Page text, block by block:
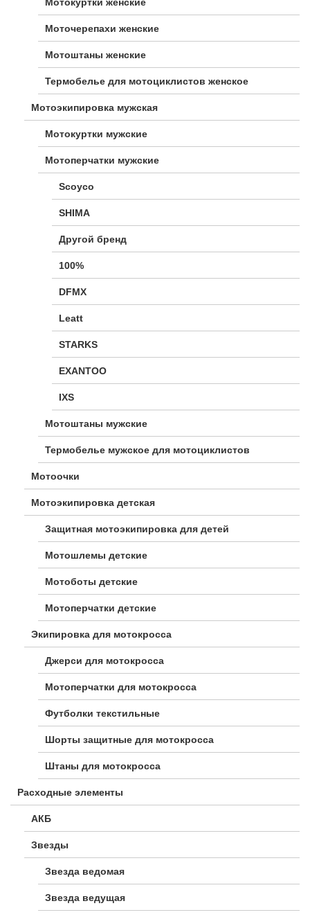
Моточерепахи женские
Мотоштаны женские
Термобелье для мотоциклистов женское
Мотоэкипировка мужская
Мотокуртки мужские
Мотоперчатки мужские
Scoyco
SHIMA
Другой бренд
100%
DFMX
Leatt
STARKS
EXANTOO
IXS
Мотоштаны мужские
Термобелье мужское для мотоциклистов
Мотоочки
Мотоэкипировка детская
Защитная мотоэкипировка для детей
Мотошлемы детские
Мотоботы детские
Мотоперчатки детские
Экипировка для мотокросса
Джерси для мотокросса
Мотоперчатки для мотокросса
Футболки текстильные
Шорты защитные для мотокросса
Штаны для мотокросса
Расходные элементы
АКБ
Звезды
Звезда ведомая
Звезда ведущая